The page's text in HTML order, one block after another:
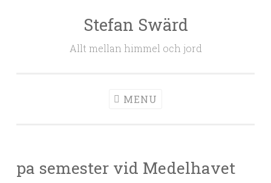
Stefan Swärd
Allt mellan himmel och jord
MENU
pa semester vid Medelhavet